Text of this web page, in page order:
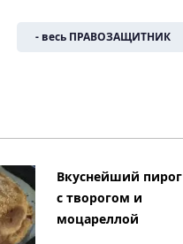
- весь ПРАВОЗАЩИТНИК
Вкуснейший пирог
с творогом и
моцареллой